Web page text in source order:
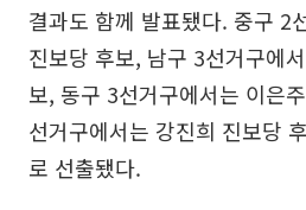
결과도 함께 발표됐다. 중구 2
진보당 후보, 남구 3선거구에
보, 동구 3선거구에서는 이은
선거구에서는 강진희 진보당
로 선출됐다.